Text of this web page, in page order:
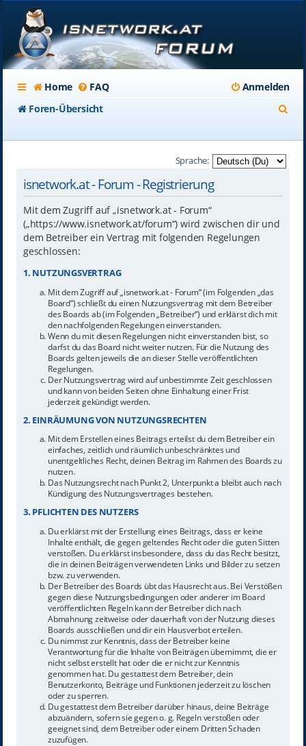
Home FAQ
Anmelden
Foren-Übersicht
Sprache:
isnetwork.at - Forum - Registrierung
Mit dem Zugriff auf „isnetwork.at - Forum“
(„https://www.isnetwork.at/forum“) wird zwischen dir und
dem Betreiber ein Vertrag mit folgenden Regelungen
geschlossen:
1. NUTZUNGSVERTRAG
Mit dem Zugriff auf „isnetwork.at - Forum“ (im Folgenden „das
Board“) schließt du einen Nutzungsvertrag mit dem Betreiber
des Boards ab (im Folgenden „Betreiber“) und erklärst dich mit
den nachfolgenden Regelungen einverstanden.
Wenn du mit diesen Regelungen nicht einverstanden bist, so
darfst du das Board nicht weiter nutzen. Für die Nutzung des
Boards gelten jeweils die an dieser Stelle veröffentlichten
Regelungen.
Der Nutzungsvertrag wird auf unbestimmte Zeit geschlossen
und kann von beiden Seiten ohne Einhaltung einer Frist
jederzeit gekündigt werden.
2. EINRÄUMUNG VON NUTZUNGSRECHTEN
Mit dem Erstellen eines Beitrags erteilst du dem Betreiber ein
einfaches, zeitlich und räumlich unbeschränktes und
unentgeltliches Recht, deinen Beitrag im Rahmen des Boards zu
nutzen.
Das Nutzungsrecht nach Punkt 2, Unterpunkt a bleibt auch nach
Kündigung des Nutzungsvertrages bestehen.
3. PFLICHTEN DES NUTZERS
Du erklärst mit der Erstellung eines Beitrags, dass er keine
Inhalte enthält, die gegen geltendes Recht oder die guten Sitten
verstoßen. Du erklärst insbesondere, dass du das Recht besitzt,
die in deinen Beiträgen verwendeten Links und Bilder zu setzen
bzw. zu verwenden.
Der Betreiber des Boards übt das Hausrecht aus. Bei Verstößen
gegen diese Nutzungsbedingungen oder anderer im Board
veröffentlichten Regeln kann der Betreiber dich nach
Abmahnung zeitweise oder dauerhaft von der Nutzung dieses
Boards ausschließen und dir ein Hausverbot erteilen.
Du nimmst zur Kenntnis, dass der Betreiber keine
Verantwortung für die Inhalte von Beiträgen übernimmt, die er
nicht selbst erstellt hat oder die er nicht zur Kenntnis
genommen hat. Du gestattest dem Betreiber, dein
Benutzerkonto, Beiträge und Funktionen jederzeit zu löschen
oder zu sperren.
Du gestattest dem Betreiber darüber hinaus, deine Beiträge
abzuändern, sofern sie gegen o. g. Regeln verstoßen oder
geeignet sind, dem Betreiber oder einem Dritten Schaden
zuzufügen.